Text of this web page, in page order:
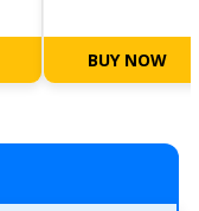
BUY NOW